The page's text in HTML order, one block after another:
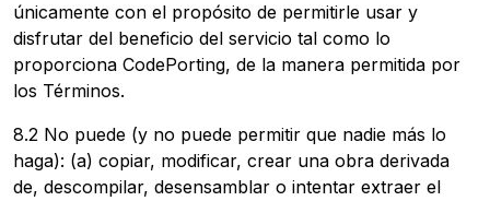
únicamente con el propósito de permitirle usar y
disfrutar del beneficio del servicio tal como lo
proporciona CodePorting, de la manera permitida por
los Términos.
8.2 No puede (y no puede permitir que nadie más lo
haga): (a) copiar, modificar, crear una obra derivada
de, descompilar, desensamblar o intentar extraer el